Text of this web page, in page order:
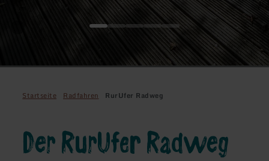
Startseite Radfahren RurUfer Radweg
Der RurUfer Radweg